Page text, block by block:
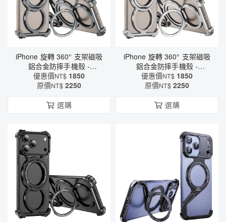
iPhone 旋轉 360° 支架磁吸
鋁合金防摔手機殼 -
MagSafe磁吸充電 × 軍規四
角防護（6582）
優惠價NT$ 1850
原價NT$ 2250
選購
iPhone 旋轉 360° 支架磁吸
鋁合金防摔手機殼 -
MagSafe磁吸充電 × 軍規四
角防護（6582）
優惠價NT$ 1850
原價NT$ 2250
選購